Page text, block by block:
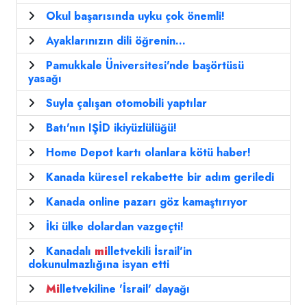
Okul başarısında uyku çok önemli!
Ayaklarınızın dili öğrenin...
Pamukkale Üniversitesi'nde başörtüsü
yasağı
Suyla çalışan otomobili yaptılar
Batı'nın IŞİD ikiyüzlülüğü!
Home Depot kartı olanlara kötü haber!
Kanada küresel rekabette bir adım geriledi
Kanada online pazarı göz kamaştırıyor
İki ülke dolardan vazgeçti!
Kanadalı milletvekili İsrail'in
dokunulmazlığına isyan etti
Milletvekiline 'İsrail' dayağı